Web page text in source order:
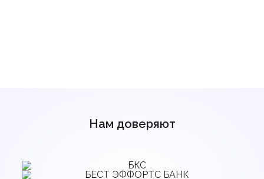
Нам доверяют